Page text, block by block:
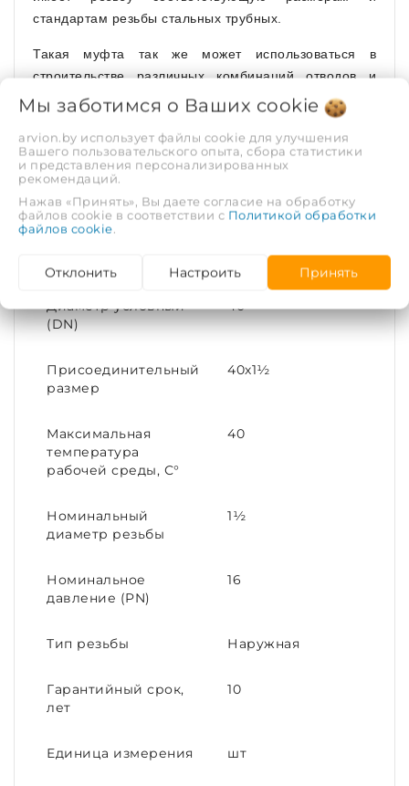
стандартам резьбы стальных трубных.
Такая муфта так же может использоваться в
строительстве различных комбинаций отводов и
разветвлений с применением других
компрессионных ПНД фитингов. Материал муфты -
полипропилен.
ХАРАКТЕРИСТИКИ
Холодная вода
Диаметр условный
(DN)
40
Присоединительный
размер
40х1½
Максимальная
температура
рабочей среды, С°
40
Номинальный
диаметр резьбы
1½
Номинальное
давление (PN)
16
Тип резьбы Наружная
Гарантийный срок,
лет
10
Единица измерения шт
Мы заботимся о Ваших cookie
arvion.by использует файлы cookie для улучшения
Вашего пользовательского опыта, сбора статистики
и представления персонализированных
рекомендаций.
Нажав «Принять», Вы даете согласие на обработку
файлов cookie в соответствии с Политикой обработки
файлов cookie
Отклонить Настроить Принять